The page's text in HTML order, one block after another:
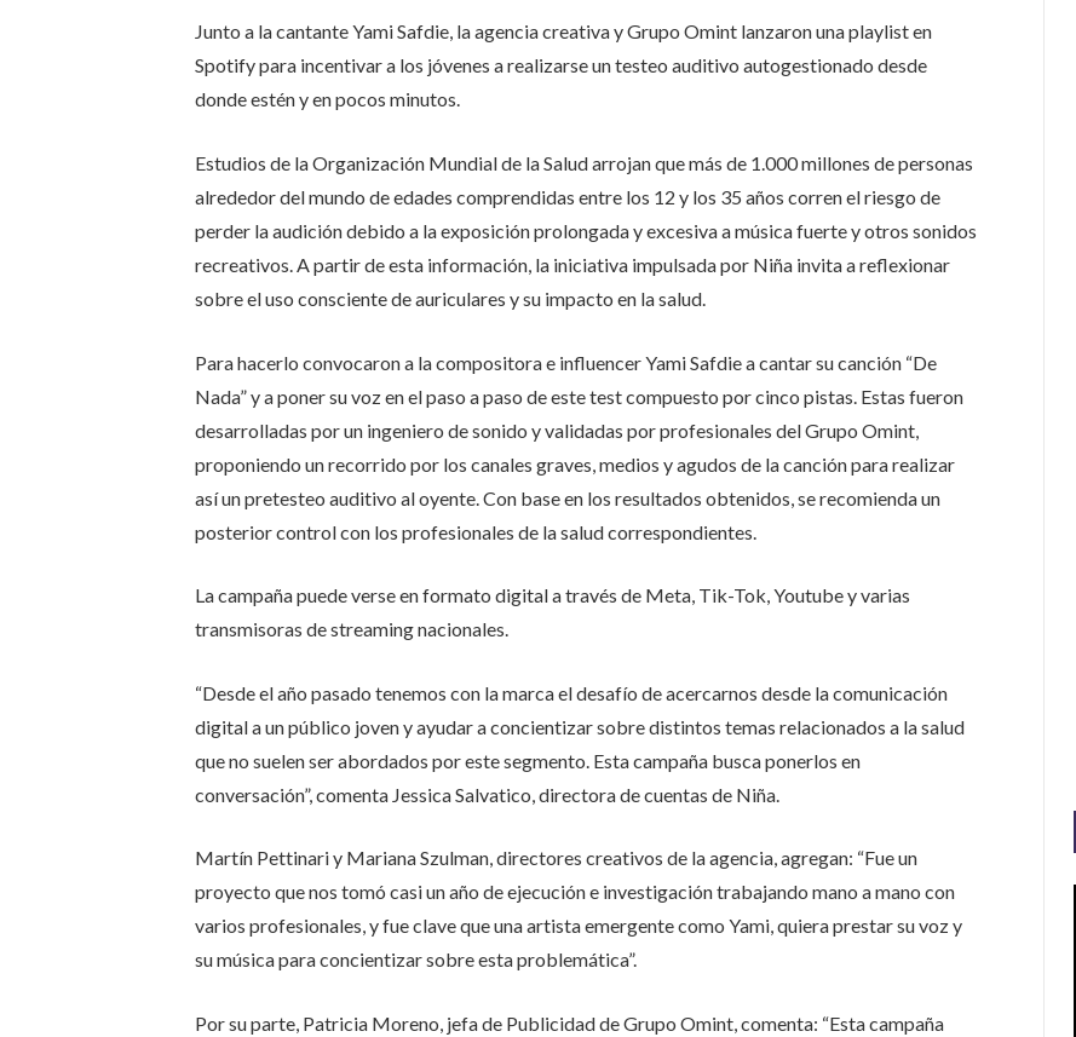
Junto a la cantante Yami Safdie, la agencia creativa y Grupo Omint lanzaron una playlist en
Spotify para incentivar a los jóvenes a realizarse un testeo auditivo autogestionado desde
donde estén y en pocos minutos.
Estudios de la Organización Mundial de la Salud arrojan que más de 1.000 millones de personas
alrededor del mundo de edades comprendidas entre los 12 y los 35 años corren el riesgo de
perder la audición debido a la exposición prolongada y excesiva a música fuerte y otros sonidos
recreativos. A partir de esta información, la iniciativa impulsada por Niña invita a reflexionar
sobre el uso consciente de auriculares y su impacto en la salud.
Para hacerlo convocaron a la compositora e influencer Yami Safdie a cantar su canción “De
Nada” y a poner su voz en el paso a paso de este test compuesto por cinco pistas. Estas fueron
desarrolladas por un ingeniero de sonido y validadas por profesionales del Grupo Omint,
proponiendo un recorrido por los canales graves, medios y agudos de la canción para realizar
así un pretesteo auditivo al oyente. Con base en los resultados obtenidos, se recomienda un
posterior control con los profesionales de la salud correspondientes.
La campaña puede verse en formato digital a través de Meta, Tik-Tok, Youtube y varias
transmisoras de streaming nacionales.
“Desde el año pasado tenemos con la marca el desafío de acercarnos desde la comunicación
digital a un público joven y ayudar a concientizar sobre distintos temas relacionados a la salud
que no suelen ser abordados por este segmento. Esta campaña busca ponerlos en
conversación”, comenta Jessica Salvatico, directora de cuentas de Niña.
Martín Pettinari y Mariana Szulman, directores creativos de la agencia, agregan: “Fue un
proyecto que nos tomó casi un año de ejecución e investigación trabajando mano a mano con
varios profesionales, y fue clave que una artista emergente como Yami, quiera prestar su voz y
su música para concientizar sobre esta problemática”.
Por su parte, Patricia Moreno, jefa de Publicidad de Grupo Omint, comenta: “Esta campaña